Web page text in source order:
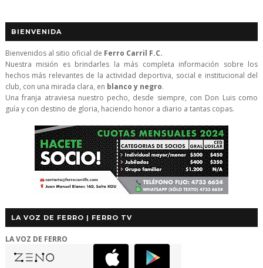
BIENVENIDA
Bienvenidos al sitio oficial de Ferro Carril F.C.
Nuestra misión es brindarles la más completa información sobre los
hechos más relevantes de la actividad deportiva, social e institucional del
club, con una mirada clara, en blanco y negro.
Una franja atraviesa nuestro pecho, desde siempre, con Don Luis como
guía y con destino de gloria, haciendo honor a diario a tantas copas.
LA VOZ DE FERRO | FERRO TV
LA VOZ DE FERRO